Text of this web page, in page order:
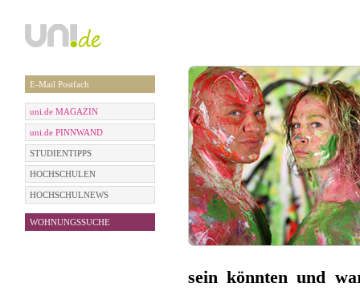
E-Mail Postfach
uni.de MAGAZIN
uni.de PINNWAND
STUDIENTIPPS
HOCHSCHULEN
HOCHSCHULNEWS
WOHNUNGSSUCHE
sein könnten und